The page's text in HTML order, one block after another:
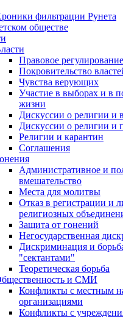
фильтрации Рунета
обществе
Правовое регулирование
Покровительство
Чувства верующих
Участие в выборах и в
жизни
Дискуссии о религии и
Дискуссии о религии и
Религии и карантин
Соглашения
Административное и
вмешательство
Места для молитвы
Отказ в регистрации и
религиозных
Защита от гонений
Негосударственная
Дискриминация и
"сектантами"
Теоретическая борьба
и СМИ
Конфликты с местным
организациями
Конфликты с